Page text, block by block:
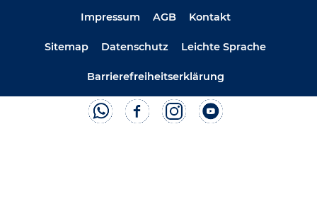
Impressum AGB Kontakt
Sitemap Datenschutz Leichte Sprache
Barrierefreiheitserklärung